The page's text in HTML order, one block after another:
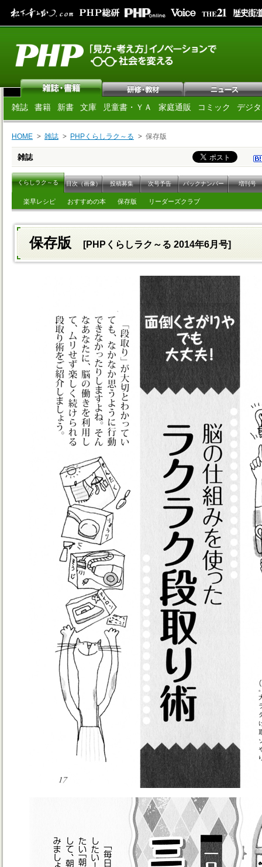
雑誌 書籍 新書 文庫 児童書・ＹＡ 家庭通販 コミック デジ
HOME 雑誌 PHPくらしラク～る 保存版
雑誌
くらしラク～る 目次（画像） 投稿募集 次号予告 バックナンバー 増刊号
楽早レシピ おすすめの本 保存版 リーダーズクラブ
保存版 [PHPくらしラク～る 2014年6月号]